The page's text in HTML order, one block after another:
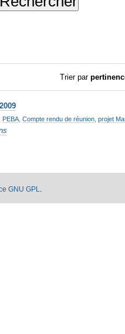
Trier par
PEBA, Compte rendu de réunion, projet
GNU GPL.